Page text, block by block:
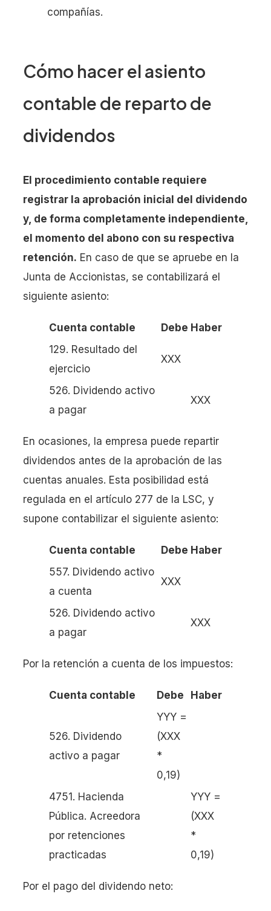
compañías.
Cómo hacer el asiento
contable de reparto de
dividendos
El procedimiento contable requiere
registrar la aprobación inicial del dividendo
y, de forma completamente independiente,
el momento del abono con su respectiva
retención. En caso de que se apruebe en la
Junta de Accionistas, se contabilizará el
siguiente asiento:
Cuenta contable Debe Haber
129. Resultado del
ejercicio
XXX
526. Dividendo activo
a pagar
XXX
En ocasiones, la empresa puede repartir
dividendos antes de la aprobación de las
cuentas anuales. Esta posibilidad está
regulada en el artículo 277 de la LSC, y
supone contabilizar el siguiente asiento:
Cuenta contable Debe Haber
557. Dividendo activo
a cuenta
XXX
526. Dividendo activo
a pagar
XXX
Por la retención a cuenta de los impuestos:
Cuenta contable Debe Haber
526. Dividendo
activo a pagar
YYY =
(XXX
*
0,19)
4751. Hacienda
Pública. Acreedora
por retenciones
practicadas
YYY =
(XXX
*
0,19)
Por el pago del dividendo neto: